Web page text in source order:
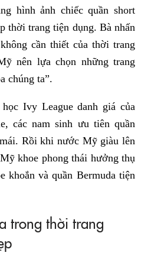
hình ảnh chiếc quần short
thời trang tiện dụng. Bà nhấn
cần thiết của thời trang
nên lựa chọn những trang
chúng ta”.
Ivy League danh giá của
các nam sinh ưu tiên quần
Rồi khi nước Mỹ giàu lên
khoe phong thái hưởng thụ
khoắn và quần Bermuda tiện
trong thời trang